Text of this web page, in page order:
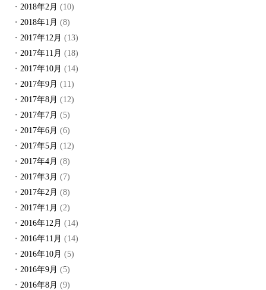
2018年2月 (10)
2018年1月 (8)
2017年12月 (13)
2017年11月 (18)
2017年10月 (14)
2017年9月 (11)
2017年8月 (12)
2017年7月 (5)
2017年6月 (6)
2017年5月 (12)
2017年4月 (8)
2017年3月 (7)
2017年2月 (8)
2017年1月 (2)
2016年12月 (14)
2016年11月 (14)
2016年10月 (5)
2016年9月 (5)
2016年8月 (9)